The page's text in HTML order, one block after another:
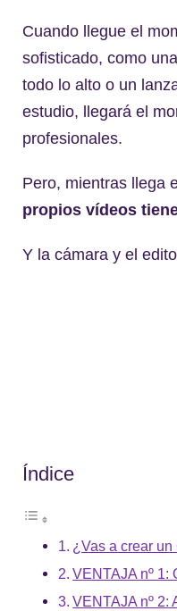
Cuando llegue el
sofisticado, como
todo lo alto o un
estudio, llegará el
profesionales.
Pero, mientras llega
propios vídeos
Y la cámara y el
Índice
¿Vas a crear
VENTAJA nº 1:
VENTAJA nº 2: